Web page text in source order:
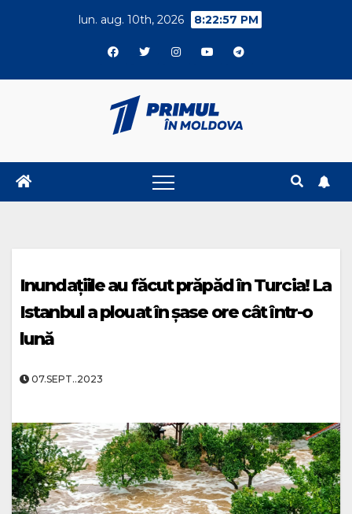
lun. aug. 10th, 2026 8:22:58 PM
Inundațiile au făcut prăpăd în Turcia! La
Istanbul a plouat în șase ore cât într-o
lună
07.SEPT..2023